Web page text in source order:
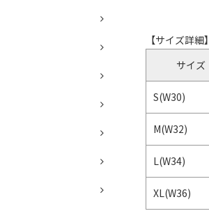
【サイズ詳細】
サイズ
S(W30)
M(W32)
L(W34)
XL(W36)